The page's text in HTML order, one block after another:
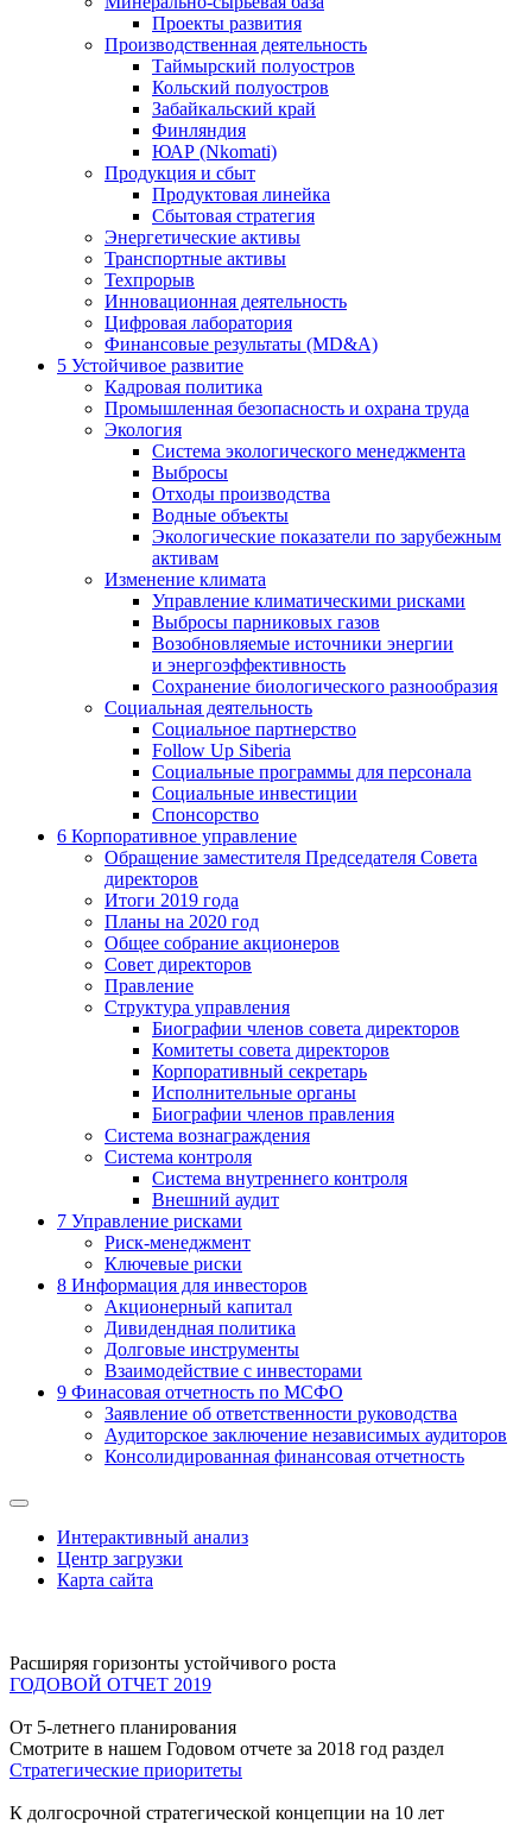
Проекты развития
Производственная деятельность
Таймырский полуостров
Кольский полуостров
Забайкальский край
Финляндия
ЮАР (Nkomati)
Продукция и сбыт
Продуктовая линейка
Сбытовая стратегия
Энергетические активы
Транспортные активы
Техпрорыв
Инновационная деятельность
Цифровая лаборатория
Финансовые результаты (MD&A)
5 Устойчивое развитие
Кадровая политика
Промышленная безопасность и охрана труда
Экология
Система экологического менеджмента
Выбросы
Отходы производства
Водные объекты
Экологические показатели по зарубежным
активам
Изменение климата
Управление климатическими рисками
Выбросы парниковых газов
Возобновляемые источники энергии
и энергоэффективность
Сохранение биологического разнообразия
Социальная деятельность
Социальное партнерство
Follow Up Siberia
Социальные программы для персонала
Социальные инвестиции
Спонсорство
6 Корпоративное управление
Обращение заместителя Председателя Совета
директоров
Итоги 2019 года
Планы на 2020 год
Общее собрание акционеров
Совет директоров
Правление
Структура управления
Биографии членов совета директоров
Комитеты совета директоров
Корпоративный секретарь
Исполнительные органы
Биографии членов правления
Система вознаграждения
Система контроля
Система внутреннего контроля
Внешний аудит
7 Управление рисками
Риск-менеджмент
Ключевые риски
8 Информация для инвесторов
Акционерный капитал
Дивидендная политика
Долговые инструменты
Взаимодействие с инвеcторами
9 Финасовая отчетность по МСФО
Заявление об ответственности руководства
Аудиторское заключение независимых аудиторов
Консолидированная финансовая отчетность
Интерактивный анализ
Центр загрузки
Карта сайта
Расширяя горизонты устойчивого роста
ГОДОВОЙ ОТЧЕТ 2019
От 5-летнего планирования
Смотрите в нашем Годовом отчете за 2018 год раздел
Стратегические приоритеты
К долгосрочной стратегической концепции на 10 лет